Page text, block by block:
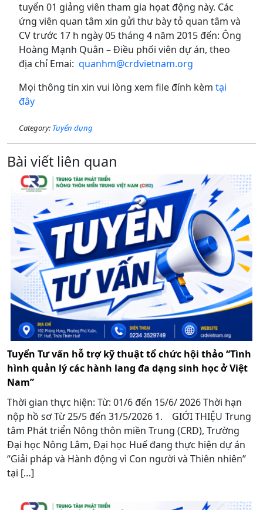
tuyển 01 giảng viên tham gia họat động này. Các
ứng viên quan tâm xin gửi thư bày tỏ quan tâm và
CV trước 17 h ngày 05 tháng 4 năm 2015 đến: Ông
Hoàng Mạnh Quân – Điều phối viên dự án, theo
địa chỉ Emai: quanhm@crdvietnam.org
Mọi thông tin xin vui lòng xem file đính kèm tại
đây
Category: Tuyển dụng
Bài viết liên quan
Tuyển Tư vấn hỗ trợ kỹ thuật tổ chức hội thảo “Tình
hình quản lý các hành lang đa dạng sinh học ở Việt
Nam”
Thời gian thực hiện: Từ: 01/6 đến 15/6/ 2026 Thời hạn
nộp hồ sơ Từ 25/5 đến 31/5/2026 1. GIỚI THIỆU Trung
tâm Phát triển Nông thôn miền Trung (CRD), Trường
Đại học Nông Lâm, Đại học Huế đang thực hiện dự án
“Giải pháp và Hành động vì Con người và Thiên nhiên”
tại […]